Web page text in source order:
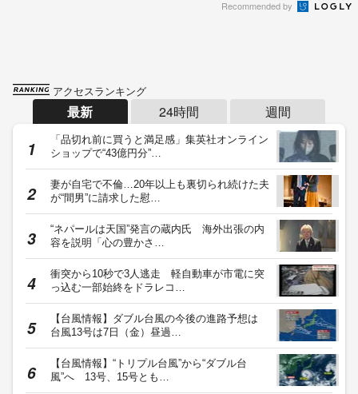
Recommended by
アクセスランキング
最新 24時間 週間
「品切れ前に買うと満足感」集英社オンライン
ショップで“43億円分”…
妻が自宅で不倫…20年以上も裏切られ続けた夫
が“間男”に請求した慰…
“ネパールは天国”発言の蔵内氏 海外出張の内
容を説明「心の豊かさ…
衝突から10秒で3人逃走 軽自動車が市電に突
っ込む一部始終をドラレコ…
【台風情報】ダブル台風の今後の進路予想は
台風13号は7日（金）昼過…
【台風情報】“トリプル台風”から“ダブル台
風”へ 13号、15号とも…